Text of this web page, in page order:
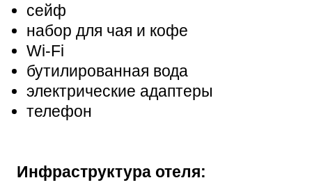
сейф
набор для чая и кофе
Wi-Fi
бутилированная вода
электрические адаптеры
телефон
Инфраструктура отеля: